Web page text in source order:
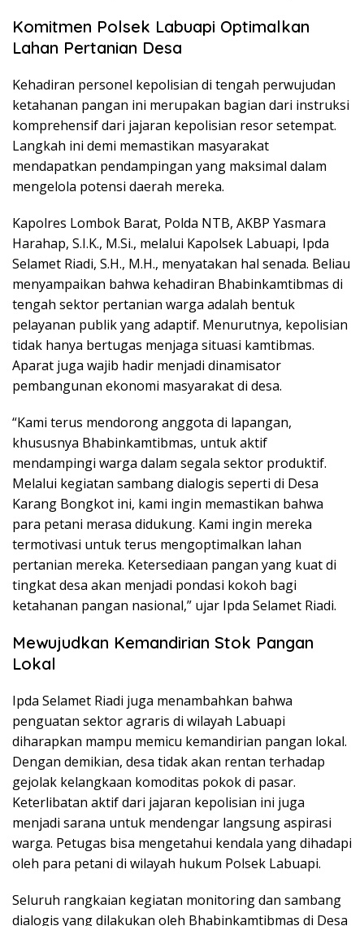
Komitmen Polsek Labuapi Optimalkan
Lahan Pertanian Desa
Kehadiran personel kepolisian di tengah perwujudan
ketahanan pangan ini merupakan bagian dari instruksi
komprehensif dari jajaran kepolisian resor setempat.
Langkah ini demi memastikan masyarakat
mendapatkan pendampingan yang maksimal dalam
mengelola potensi daerah mereka.
Kapolres Lombok Barat, Polda NTB, AKBP Yasmara
Harahap, S.I.K., M.Si., melalui Kapolsek Labuapi, Ipda
Selamet Riadi, S.H., M.H., menyatakan hal senada. Beliau
menyampaikan bahwa kehadiran Bhabinkamtibmas di
tengah sektor pertanian warga adalah bentuk
pelayanan publik yang adaptif. Menurutnya, kepolisian
tidak hanya bertugas menjaga situasi kamtibmas.
Aparat juga wajib hadir menjadi dinamisator
pembangunan ekonomi masyarakat di desa.
“Kami terus mendorong anggota di lapangan,
khususnya Bhabinkamtibmas, untuk aktif
mendampingi warga dalam segala sektor produktif.
Melalui kegiatan sambang dialogis seperti di Desa
Karang Bongkot ini, kami ingin memastikan bahwa
para petani merasa didukung. Kami ingin mereka
termotivasi untuk terus mengoptimalkan lahan
pertanian mereka. Ketersediaan pangan yang kuat di
tingkat desa akan menjadi pondasi kokoh bagi
ketahanan pangan nasional,” ujar Ipda Selamet Riadi.
Mewujudkan Kemandirian Stok Pangan
Lokal
Ipda Selamet Riadi juga menambahkan bahwa
penguatan sektor agraris di wilayah Labuapi
diharapkan mampu memicu kemandirian pangan lokal.
Dengan demikian, desa tidak akan rentan terhadap
gejolak kelangkaan komoditas pokok di pasar.
Keterlibatan aktif dari jajaran kepolisian ini juga
menjadi sarana untuk mendengar langsung aspirasi
warga. Petugas bisa mengetahui kendala yang dihadapi
oleh para petani di wilayah hukum Polsek Labuapi.
Seluruh rangkaian kegiatan monitoring dan sambang
dialogis yang dilakukan oleh Bhabinkamtibmas di Desa